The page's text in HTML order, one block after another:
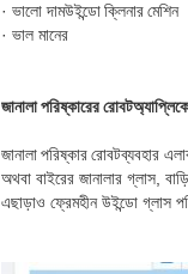
· ভালো দামউইন্ডো ক্লিনার মেশিন
· ভাল মানের
জানালা পরিষ্কারের রোবট
জানালা পরিষ্কার রোবটব্যবহার
অথবা বাইরের জানালার গ্লাস,
এছাড়াও ফ্রেমহীন উইন্ডো গ্লাস